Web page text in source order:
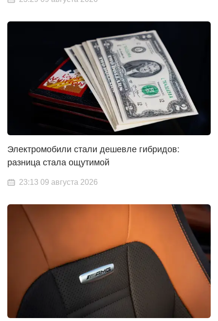
Электромобили стали дешевле гибридов:
разница стала ощутимой
23:13 09 августа 2026